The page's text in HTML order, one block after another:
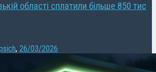
області сплатили більше 850 тис
, 26/03/2026